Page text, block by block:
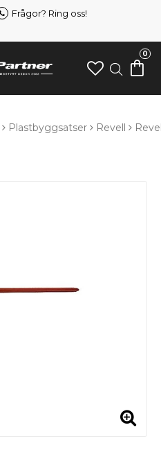
Frågor? Ring oss!
0
Plastbyggsatser Revell